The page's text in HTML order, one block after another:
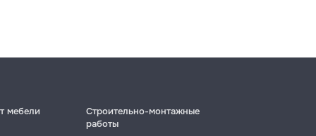
мебели
Строительно-монтажные
работы